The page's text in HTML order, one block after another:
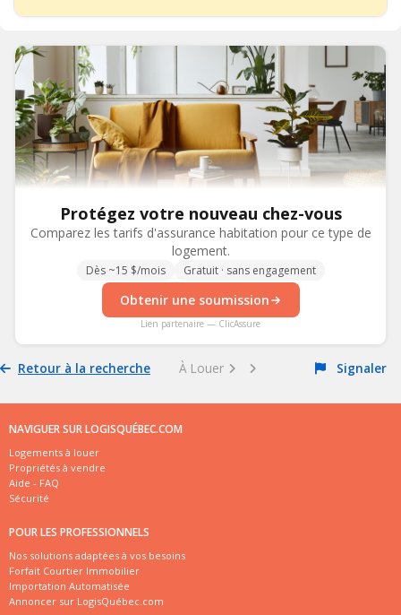
Protégez votre nouveau chez-vous
Comparez les tarifs d'assurance habitation pour ce type de
logement.
Dès ~15 $/mois Gratuit · sans engagement
Obtenir une soumission
Lien partenaire — ClicAssure
Retour à la recherche À Louer Signaler
NAVIGUER SUR LOGISQUÉBEC.COM
Logements à louer
Propriétés à vendre
Aide - FAQ
Sécurité
POUR LES PROFESSIONNELS
Nos solutions adaptées à vos besoins
Forfait Courtier Immobilier
Importation Automatisée
Annoncer sur LogisQuébec.com